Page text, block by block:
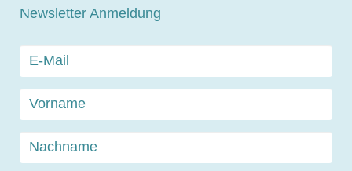
Newsletter Anmeldung